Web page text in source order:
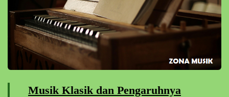
Musik Klasik dan Pengaruhnya